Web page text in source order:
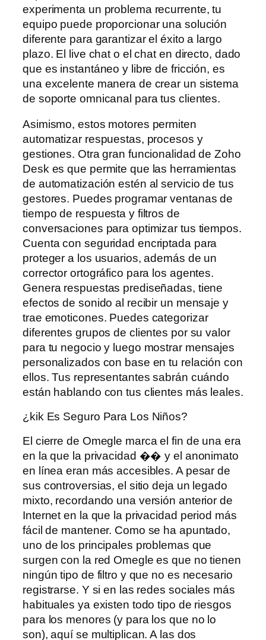
experimenta un problema recurrente, tu
equipo puede proporcionar una solución
diferente para garantizar el éxito a largo
plazo. El live chat o el chat en directo, dado
que es instantáneo y libre de fricción, es
una excelente manera de crear un sistema
de soporte omnicanal para tus clientes.
Asimismo, estos motores permiten
automatizar respuestas, procesos y
gestiones. Otra gran funcionalidad de Zoho
Desk es que permite que las herramientas
de automatización estén al servicio de tus
gestores. Puedes programar ventanas de
tiempo de respuesta y filtros de
conversaciones para optimizar tus tiempos.
Cuenta con seguridad encriptada para
proteger a los usuarios, además de un
corrector ortográfico para los agentes.
Genera respuestas prediseñadas, tiene
efectos de sonido al recibir un mensaje y
trae emoticones. Puedes categorizar
diferentes grupos de clientes por su valor
para tu negocio y luego mostrar mensajes
personalizados con base ​​en tu relación con
ellos. Tus representantes sabrán cuándo
están hablando con tus clientes más leales.
¿kik Es Seguro Para Los Niños?
El cierre de Omegle marca el fin de una era
en la que la privacidad �� y el anonimato
en línea eran más accesibles. A pesar de
sus controversias, el sitio deja un legado
mixto, recordando una versión anterior de
Internet en la que la privacidad period más
fácil de mantener. Como se ha apuntado,
uno de los principales problemas que
surgen con la red Omegle es que no tienen
ningún tipo de filtro y que no es necesario
registrarse. Y si en las redes sociales más
habituales ya existen todo tipo de riesgos
para los menores (y para los que no lo
son), aquí se multiplican. A las dos